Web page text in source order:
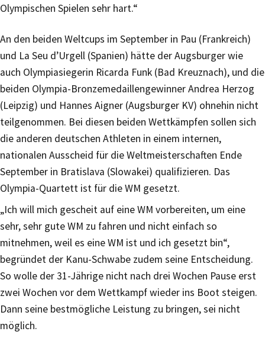
Olympischen Spielen sehr hart.“
An den beiden Weltcups im September in Pau (Frankreich)
und La Seu d’Urgell (Spanien) hätte der Augsburger wie
auch Olympiasiegerin Ricarda Funk (Bad Kreuznach), und die
beiden Olympia-Bronzemedaillengewinner Andrea Herzog
(Leipzig) und Hannes Aigner (Augsburger KV) ohnehin nicht
teilgenommen. Bei diesen beiden Wettkämpfen sollen sich
die anderen deutschen Athleten in einem internen,
nationalen Ausscheid für die Weltmeisterschaften Ende
September in Bratislava (Slowakei) qualifizieren. Das
Olympia-Quartett ist für die WM gesetzt.
„Ich will mich gescheit auf eine WM vorbereiten, um eine
sehr, sehr gute WM zu fahren und nicht einfach so
mitnehmen, weil es eine WM ist und ich gesetzt bin“,
begründet der Kanu-Schwabe zudem seine Entscheidung.
So wolle der 31-Jährige nicht nach drei Wochen Pause erst
zwei Wochen vor dem Wettkampf wieder ins Boot steigen.
Dann seine bestmögliche Leistung zu bringen, sei nicht
möglich.